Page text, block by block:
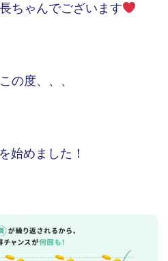
ちゃんでございます
の度、、、
始めました！